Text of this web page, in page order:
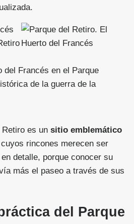
Retiro es un sitio emblemático
rincones merecen ser
detalle, porque conocer su
más el paseo a través de sus
del Parque